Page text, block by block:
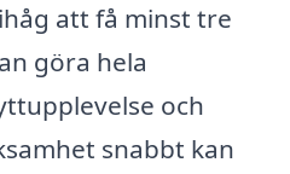
att få minst tre
göra hela
och
snabbt kan